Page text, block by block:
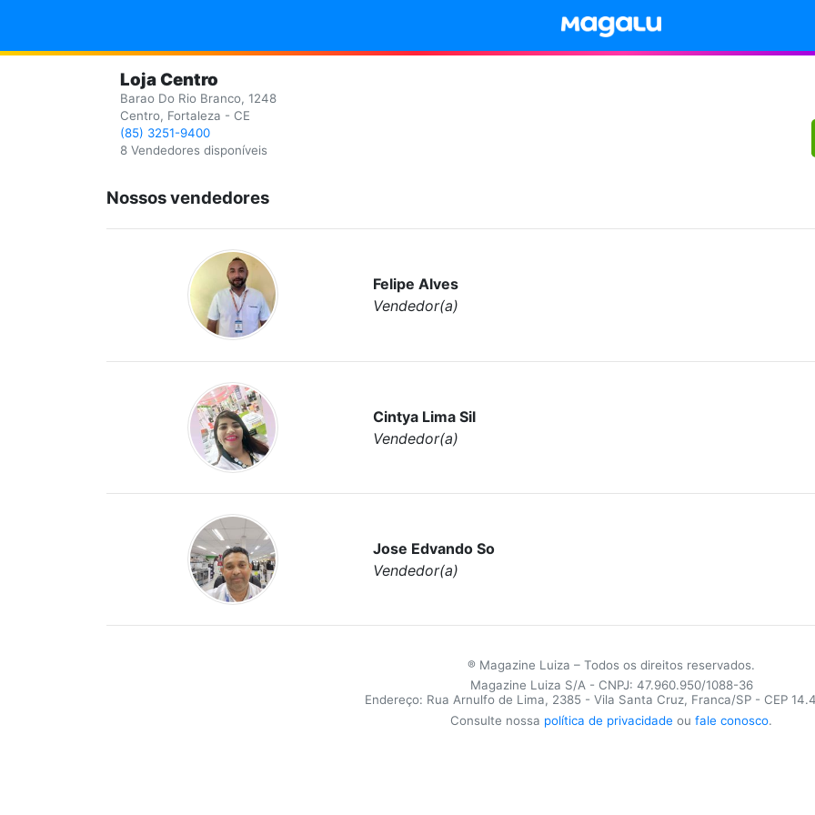
Loja Centro
Barao Do Rio Branco, 1248
Centro, Fortaleza - CE
(85) 3251-9400
8 Vendedores disponíveis
Nossos vendedores
Felipe Alves
Vendedor(a)
Cintya Lima Sil
Vendedor(a)
Jose Edvando So
Vendedor(a)
® Magazine Luiza – Todos os direitos reservados.
Magazine Luiza S/A - CNPJ: 47.960.950/1088-36
Endereço: Rua Arnulfo de Lima, 2385 - Vila Santa Cruz, Franca/SP - CEP
Consulte nossa política de privacidade ou fale conosco.